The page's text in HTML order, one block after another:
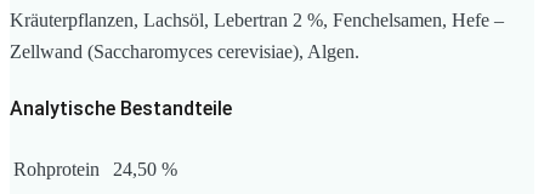
Kräuterpflanzen, Lachsöl, Lebertran 2 %, Fenchelsamen, Hefe –
Zellwand (Saccharomyces cerevisiae), Algen.
Analytische Bestandteile
Rohprotein
24,50 %